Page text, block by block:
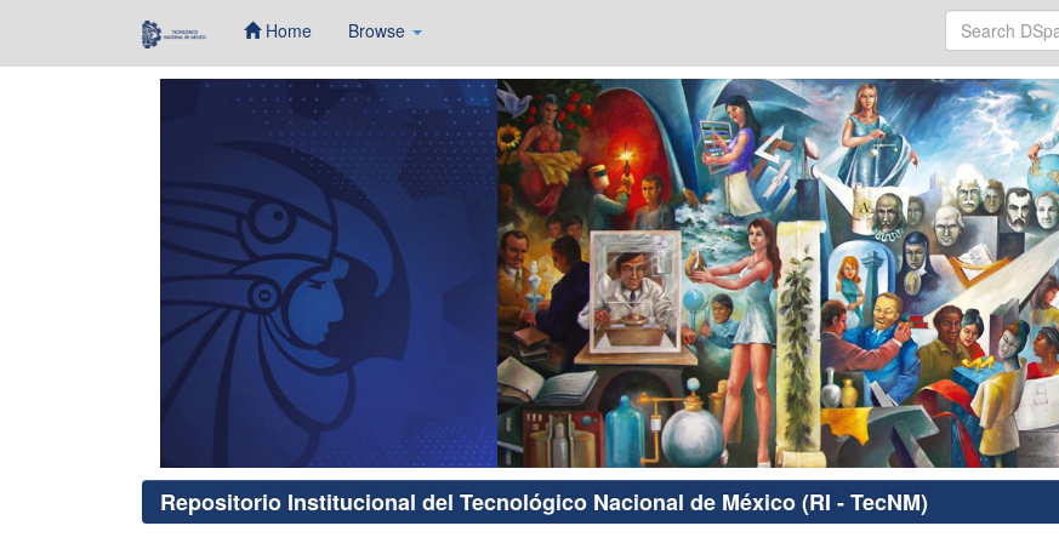
Home Browse
Repositorio Institucional del Tecnológico Nacional de México (RI - TecNM)